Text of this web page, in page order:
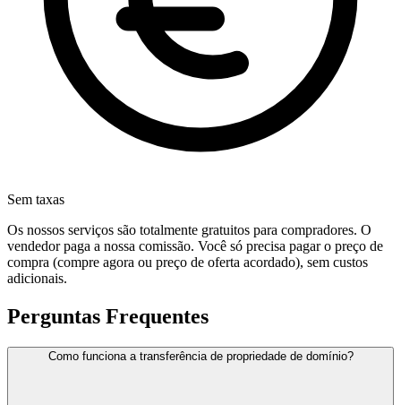
Sem taxas
Os nossos serviços são totalmente gratuitos para compradores. O
vendedor paga a nossa comissão. Você só precisa pagar o preço de
compra (compre agora ou preço de oferta acordado), sem custos
adicionais.
Perguntas Frequentes
Como funciona a transferência de propriedade de domínio?